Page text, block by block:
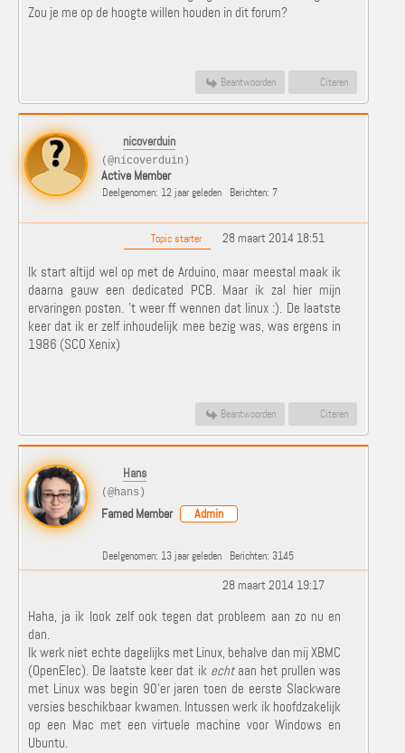
Zou je me op de hoogte willen houden in dit forum?
Beantwoorden Citeren
nicoverduin
(@nicoverduin)
Active Member
Deelgenomen: 12 jaar geleden Berichten: 7
Topic starter 28 maart 2014 18:51
Ik start altijd wel op met de Arduino, maar meestal maak ik
daarna gauw een dedicated PCB. Maar ik zal hier mijn
ervaringen posten. 't weer ff wennen dat linux :). De laatste
keer dat ik er zelf inhoudelijk mee bezig was, was ergens in
1986 (SCO Xenix)
Beantwoorden Citeren
Hans
(@hans)
Famed Member Admin
Deelgenomen: 13 jaar geleden Berichten: 3145
28 maart 2014 19:17
Haha, ja ik look zelf ook tegen dat probleem aan zo nu en
dan.
Ik werk niet echte dagelijks met Linux, behalve dan mij XBMC
(OpenElec). De laatste keer dat ik echtaan het prullen was
met Linux was begin 90'er jaren toen de eerste Slackware
versies beschikbaar kwamen. Intussen werk ik hoofdzakelijk
op een Mac met een virtuele machine voor Windows en
Ubuntu.